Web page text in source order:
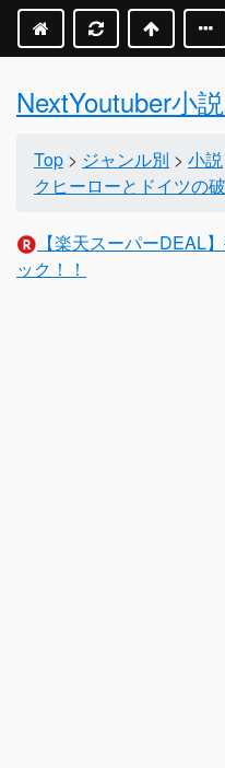
NextYoutuber小
Top > ジャンル別 > 小説
クヒーローとドイツの
【楽天スーパーDEAL
ック！！